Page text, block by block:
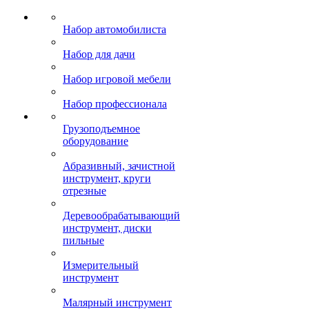
Набор автомобилиста
Набор для дачи
Набор игровой мебели
Набор профессионала
Грузоподъемное
оборудование
Абразивный, зачистной
инструмент, круги
отрезные
Деревообрабатывающий
инструмент, диски
пильные
Измерительный
инструмент
Малярный инструмент